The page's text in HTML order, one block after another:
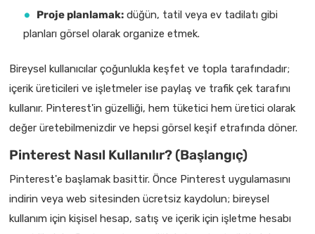
Proje planlamak: düğün, tatil veya ev tadilatı gibi
planları görsel olarak organize etmek.
Bireysel kullanıcılar çoğunlukla keşfet ve topla tarafındadır;
içerik üreticileri ve işletmeler ise paylaş ve trafik çek tarafını
kullanır. Pinterest'in güzelliği, hem tüketici hem üretici olarak
değer üretebilmenizdir ve hepsi görsel keşif etrafında döner.
Pinterest Nasıl Kullanılır? (Başlangıç)
Pinterest'e başlamak basittir. Önce Pinterest uygulamasını
indirin veya web sitesinden ücretsiz kaydolun; bireysel
kullanım için kişisel hesap, satış ve içerik için işletme hesabı